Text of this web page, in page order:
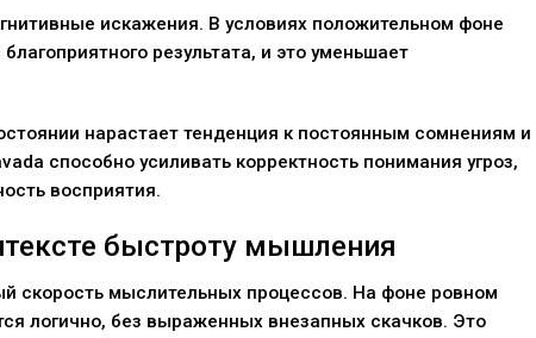
искажения. В условиях положительном фоне
результата, и это уменьшает
нарастает тенденция к постоянным сомнениям и
способно усиливать корректность понимания угроз,
восприятия.
быстроту мышления
скорость мыслительных процессов. На фоне ровном
логично, без выраженных внезапных скачков. Это